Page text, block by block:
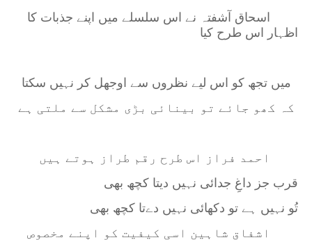
اسحاق آشفتہ نے اس سلسلے میں اپنے جذبات کا
اظہار اس طرح کیا
میں تجھ کو اس لیے نظروں سے اوجھل کر نہیں سکتا
کہ کھو جائے تو بینائی بڑی مشکل سے ملتی ہے
احمد فراز اس طرح رقم طراز ہوتے ہیں
قرب جز داغِ جدائی نہیں دیتا کچھ بھی
تُو نہیں ہے تو دکھائی نہیں دےتا کچھ بھی
اشفاق شاہین اسی کیفیت کو اپنے مخصوص